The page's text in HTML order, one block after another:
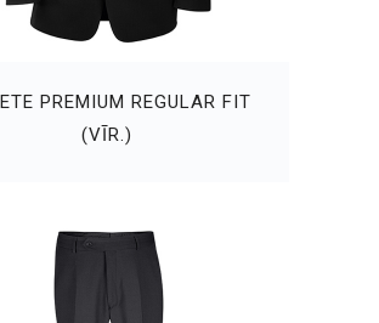
PREMIUM REGULAR FIT
(VĪR.)